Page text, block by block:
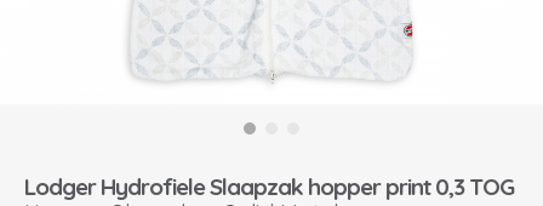
Lodger Hydrofiele Slaapzak hopper print 0,3 TOG